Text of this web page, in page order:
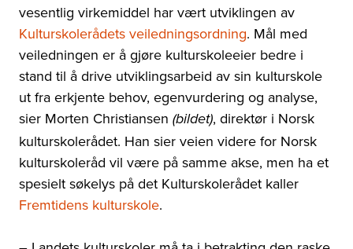
vesentlig virkemiddel har vært utviklingen av
Kulturskolerådets veiledningsordning. Mål med
veiledningen er å gjøre kulturskoleeier bedre i
stand til å drive utviklingsarbeid av sin kulturskole
ut fra erkjente behov, egenvurdering og analyse,
sier Morten Christiansen (bildet), direktør i Norsk
kulturskolerådet. Han sier veien videre for Norsk
kulturskoleråd vil være på samme akse, men ha et
spesielt søkelys på det Kulturskolerådet kaller
Fremtidens kulturskole.